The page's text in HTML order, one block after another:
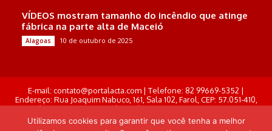
VÍDEOS mostram tamanho do incêndio que atinge
fábrica na parte alta de Maceió
Alagoas 10 de outubro de 2025
E-mail: contato@portalacta.com | Telefone: 82 99669-5352 |
Endereço: Rua Joaquim Nabuco, 161, Sala 102, Farol, CEP: 57.051-410,
Maceió, Alagoas . Responsável Técnico: Derek Gustavo de Morais
Pereira
Utilizamos cookies para garantir que você tenha a melhor